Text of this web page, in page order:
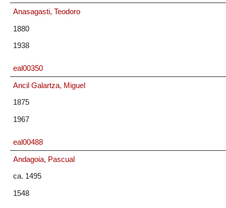
Anasagasti, Teodoro
1880
1938
eal00350
Ancil Galartza, Miguel
1875
1967
eal00488
Andagoia, Pascual
ca. 1495
1548